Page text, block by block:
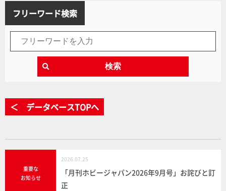
フリーワード検索
検索
＜ データベースTOPへ
重要な
お知らせ
2026.07.25
「月刊ホビージャパン2026年9月号」お詫びと訂
正